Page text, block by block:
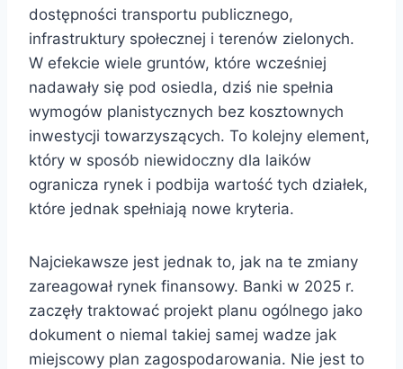
dostępności transportu publicznego,
infrastruktury społecznej i terenów zielonych.
W efekcie wiele gruntów, które wcześniej
nadawały się pod osiedla, dziś nie spełnia
wymogów planistycznych bez kosztownych
inwestycji towarzyszących. To kolejny element,
który w sposób niewidoczny dla laików
ogranicza rynek i podbija wartość tych działek,
które jednak spełniają nowe kryteria.
Najciekawsze jest jednak to, jak na te zmiany
zareagował rynek finansowy. Banki w 2025 r.
zaczęły traktować projekt planu ogólnego jako
dokument o niemal takiej samej wadze jak
miejscowy plan zagospodarowania. Nie jest to